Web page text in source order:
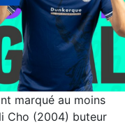
marqué au moins
Cho (2004) buteur